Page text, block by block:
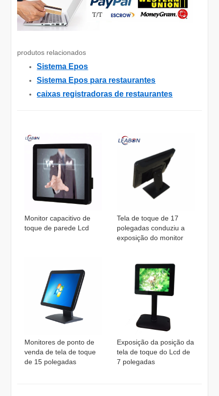
produtos relacionados
Sistema Epos
Sistema Epos para restaurantes
caixas registradoras de restaurantes
Monitor capacitivo de
toque de parede Lcd
Tela de toque de 17
polegadas conduziu a
exposição do monitor
Monitores de ponto de
venda de tela de toque
de 15 polegadas
Exposição da posição da
tela de toque do Lcd de
7 polegadas